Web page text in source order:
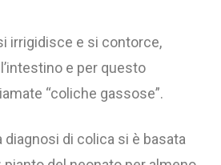
irrigidisce e si contorce,
e per questo
“coliche gassose”.
di colica si è basata